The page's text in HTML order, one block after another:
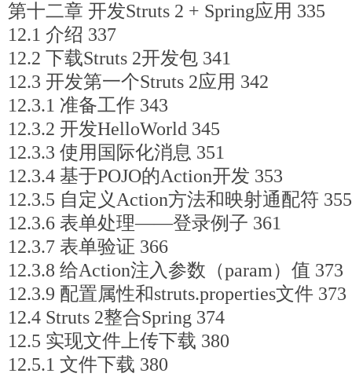
第十二章 开发Struts 2 + Spring应用 335
12.1 介绍 337
12.2 下载Struts 2开发包 341
12.3 开发第一个Struts 2应用 342
12.3.1 准备工作 343
12.3.2 开发HelloWorld 345
12.3.3 使用国际化消息 351
12.3.4 基于POJO的Action开发 353
12.3.5 自定义Action方法和映射通配符 355
12.3.6 表单处理――登录例子 361
12.3.7 表单验证 366
12.3.8 给Action注入参数（param）值 373
12.3.9 配置属性和struts.properties文件 373
12.4 Struts 2整合Spring 374
12.5 实现文件上传下载 380
12.5.1 文件下载 380